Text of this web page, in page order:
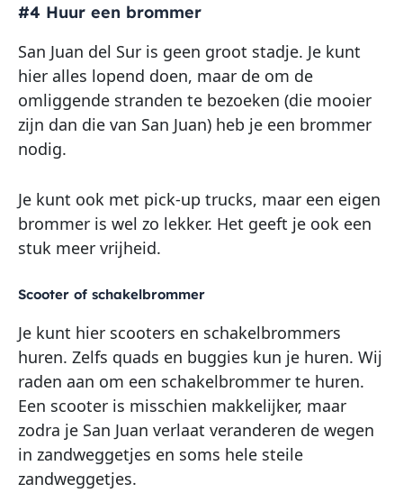
#4 Huur een brommer
San Juan del Sur is geen groot stadje. Je kunt
hier alles lopend doen, maar de om de
omliggende stranden te bezoeken (die mooier
zijn dan die van San Juan) heb je een brommer
nodig.
Je kunt ook met pick-up trucks, maar een eigen
brommer is wel zo lekker. Het geeft je ook een
stuk meer vrijheid.
Scooter of schakelbrommer
Je kunt hier scooters en schakelbrommers
huren. Zelfs quads en buggies kun je huren. Wij
raden aan om een schakelbrommer te huren.
Een scooter is misschien makkelijker, maar
zodra je San Juan verlaat veranderen de wegen
in zandweggetjes en soms hele steile
zandweggetjes.